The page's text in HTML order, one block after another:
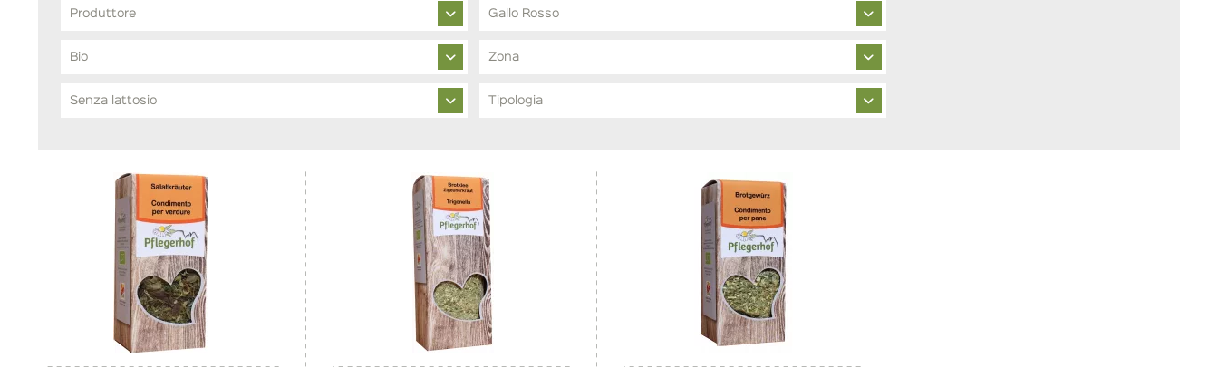
Produttore
Pflegerhof - Erbe bio
Gallo Rosso
Si
Bio
Si
Zona
Salto-Scilar
Senza lattosio Tipologia